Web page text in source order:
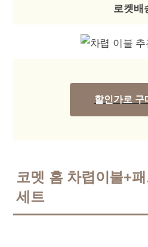
로켓배
할인가로 구
코멧 홈 차렵이불+
세트